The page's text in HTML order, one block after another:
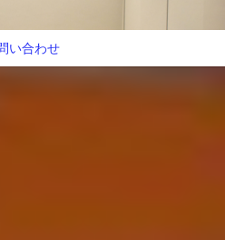
い合わせ